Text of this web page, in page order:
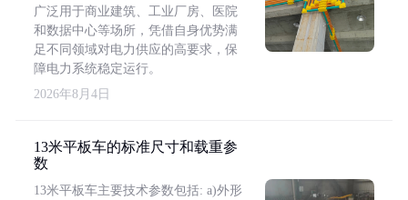
广泛用于商业建筑、工业厂房、医院
和数据中心等场所，凭借自身优势满
足不同领域对电力供应的高要求，保
障电力系统稳定运行。
2026年8月4日
13米平板车的标准尺寸和载重参
数
13米平板车主要技术参数包括: a)外形